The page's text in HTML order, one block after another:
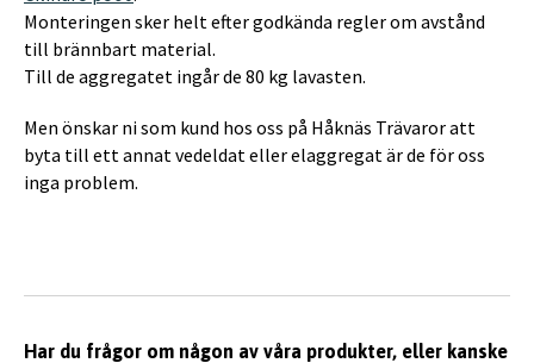
Monteringen sker helt efter godkända regler om avstånd
till brännbart material.
Till de aggregatet ingår de 80 kg lavasten.
Men önskar ni som kund hos oss på Håknäs Trävaror att
byta till ett annat vedeldat eller elaggregat är de för oss
inga problem.
Har du frågor om någon av våra produkter, eller kanske